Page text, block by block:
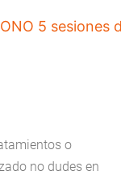
5
o
no dudes en